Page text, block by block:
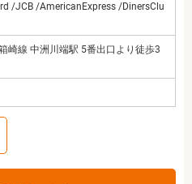
/JCB /AmericanExpress /DinersClu
崎線 中洲川端駅 5番出口より徒歩3